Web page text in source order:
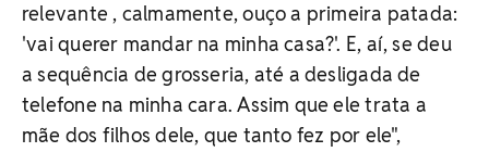
relevante , calmamente, ouço a primeira patada:
'vai querer mandar na minha casa?'. E, aí, se deu
a sequência de grosseria, até a desligada de
telefone na minha cara. Assim que ele trata a
mãe dos filhos dele, que tanto fez por ele",